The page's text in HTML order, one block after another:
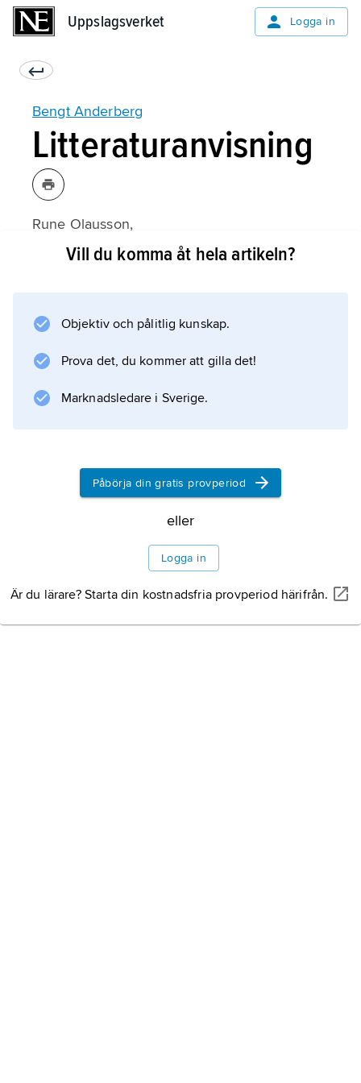
Uppslagsverket Logga in
Bengt Anderberg
Litteraturanvisning
Rune Olausson,
Bengt Anderberg
Vill du komma åt hela artikeln?
Objektiv och pålitlig kunskap.
Prova det, du kommer att gilla det!
Marknadsledare i Sverige.
Påbörja din gratis provperiod
eller
Logga in
Är du lärare? Starta din kostnadsfria provperiod härifrån.